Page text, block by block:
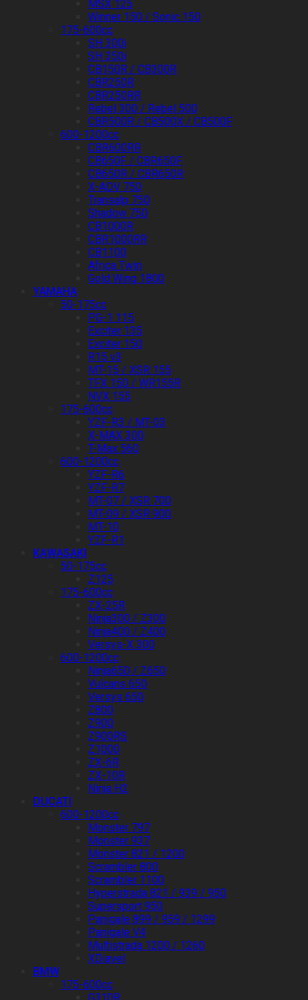
MSX 125
Winner 150 / Sonic 150
175-600cc
SH 300i
SH 350i
CB150R / CB300R
CBR250R
CBR250RR
Rebel 300 / Rebel 500
CBR500R / CB500X / CB500F
600-1200cc
CBR600RR
CB650F / CBR650F
CB650R / CBR650R
X-ADV 750
Transalp 750
Shadow 750
CB1000R
CBR1000RR
CB1100
Africa Twin
Gold Wing 1800
YAMAHA
50-175cc
PG-1 115
Exciter 135
Exciter 150
R15 v3
MT-15 / XSR 155
TFX 150 / WR155R
NVX 155
175-600cc
YZF-R3 / MT-03
X-MAX 300
T-Max 560
600-1200cc
YZF-R6
YZF-R7
MT-07 / XSR 700
MT-09 / XSR 900
MT-10
YZF-R1
KAWASAKI
50-175cc
Z125
175-600cc
ZX-25R
Ninja300 / Z300
Ninja400 / Z400
Versys-X 300
600-1200cc
Ninja650 / Z650
Vulcans 650
Versys 650
Z800
Z900
Z900RS
Z1000
ZX-6R
ZX-10R
Ninja H2
DUCATI
600-1200cc
Monster 797
Monster 937
Monster 821 / 1200
Scrambler 800
Scrambler 1100
Hyperstrada 821 / 939 / 950
Supersport 950
Panigale 899 / 959 / 1299
Panigale V4
Multistrada 1200 / 1260
XDiavel
BMW
175-600cc